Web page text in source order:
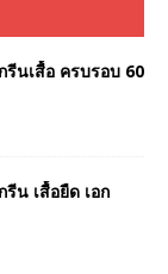
รีนเสื้อ ครบรอบ 60
น เสื้อยืด เอก